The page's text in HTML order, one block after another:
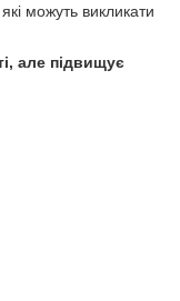
можуть викликати
але підвищує